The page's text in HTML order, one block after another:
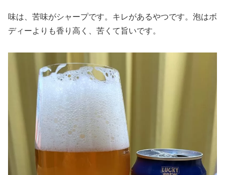
味は、苦味がシャープです。キレがあるやつです。泡はボ
ディーよりも香り高く、苦くて旨いです。